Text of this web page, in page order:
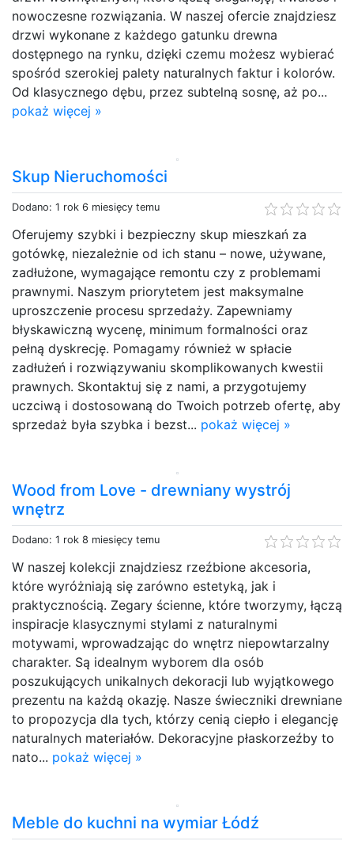
nowoczesne rozwiązania. W naszej ofercie znajdziesz
drzwi wykonane z każdego gatunku drewna
dostępnego na rynku, dzięki czemu możesz wybierać
spośród szerokiej palety naturalnych faktur i kolorów.
Od klasycznego dębu, przez subtelną sosnę, aż po...
pokaż więcej »
Skup Nieruchomości
Dodano: 1 rok 6 miesięcy temu
Oferujemy szybki i bezpieczny skup mieszkań za
gotówkę, niezależnie od ich stanu – nowe, używane,
zadłużone, wymagające remontu czy z problemami
prawnymi. Naszym priorytetem jest maksymalne
uproszczenie procesu sprzedaży. Zapewniamy
błyskawiczną wycenę, minimum formalności oraz
pełną dyskrecję. Pomagamy również w spłacie
zadłużeń i rozwiązywaniu skomplikowanych kwestii
prawnych. Skontaktuj się z nami, a przygotujemy
uczciwą i dostosowaną do Twoich potrzeb ofertę, aby
sprzedaż była szybka i bezst... pokaż więcej »
Wood from Love - drewniany wystrój
wnętrz
Dodano: 1 rok 8 miesięcy temu
W naszej kolekcji znajdziesz rzeźbione akcesoria,
które wyróżniają się zarówno estetyką, jak i
praktycznością. Zegary ścienne, które tworzymy, łączą
inspiracje klasycznymi stylami z naturalnymi
motywami, wprowadzając do wnętrz niepowtarzalny
charakter. Są idealnym wyborem dla osób
poszukujących unikalnych dekoracji lub wyjątkowego
prezentu na każdą okazję. Nasze świeczniki drewniane
to propozycja dla tych, którzy cenią ciepło i elegancję
naturalnych materiałów. Dekoracyjne płaskorzeźby to
nato... pokaż więcej »
Meble do kuchni na wymiar Łódź